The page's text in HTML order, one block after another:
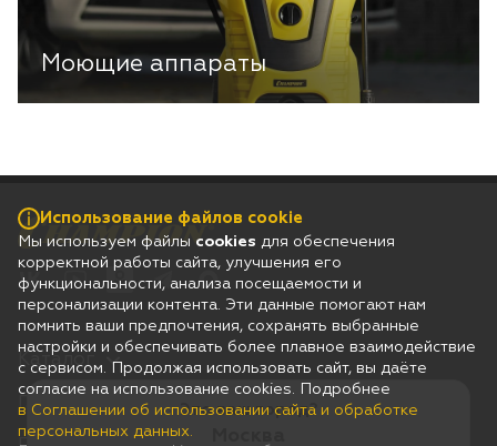
Это ваш город?
Моющие аппараты
Гарантия
Каталог
Использование файлов cookie
Мы используем файлы cookies для обеспечения
корректной работы сайта, улучшения его
функциональности, анализа посещаемости и
персонализации контента. Эти данные помогают нам
помнить ваши предпочтения, сохранять выбранные
настройки и обеспечивать более плавное взаимодействие
с сервисом. Продолжая использовать сайт, вы даёте
согласие на использование cookies. Подробнее
в Соглашении об использовании сайта и обработке
персональных данных.